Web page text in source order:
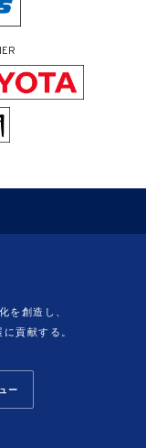
を創造し、
貢献する。
ー